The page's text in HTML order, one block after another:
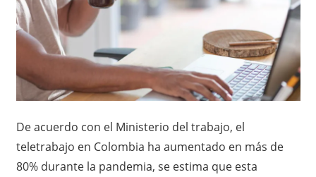
De acuerdo con el Ministerio del trabajo, el
teletrabajo en Colombia ha aumentado en más de
80% durante la pandemia, se estima que esta